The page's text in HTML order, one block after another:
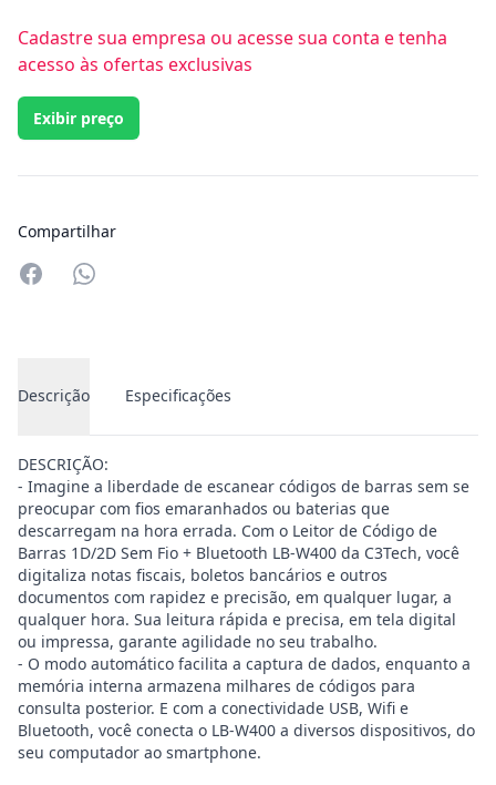
Cadastre sua empresa ou acesse sua conta e tenha
acesso às ofertas exclusivas
Exibir preço
Compartilhar
Compartilhar no Whatsapp
Descrição Especificações
DESCRIÇÃO:
- Imagine a liberdade de escanear códigos de barras sem se
preocupar com fios emaranhados ou baterias que
descarregam na hora errada. Com o Leitor de Código de
Barras 1D/2D Sem Fio + Bluetooth LB-W400 da C3Tech, você
digitaliza notas fiscais, boletos bancários e outros
documentos com rapidez e precisão, em qualquer lugar, a
qualquer hora. Sua leitura rápida e precisa, em tela digital
ou impressa, garante agilidade no seu trabalho.
- O modo automático facilita a captura de dados, enquanto a
memória interna armazena milhares de códigos para
consulta posterior. E com a conectividade USB, Wifi e
Bluetooth, você conecta o LB-W400 a diversos dispositivos, do
seu computador ao smartphone.